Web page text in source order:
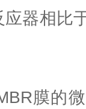
器相比
膜的微